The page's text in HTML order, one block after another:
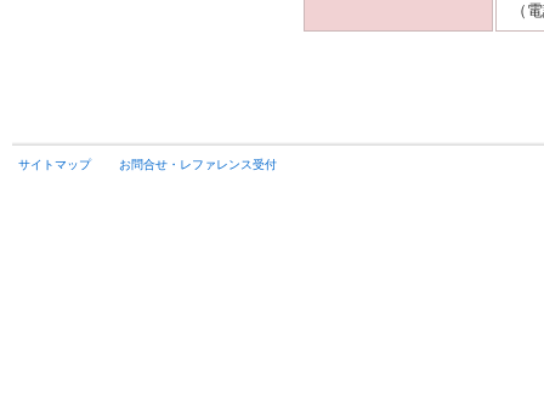
（
サイトマップ お問合せ・レファレンス受付